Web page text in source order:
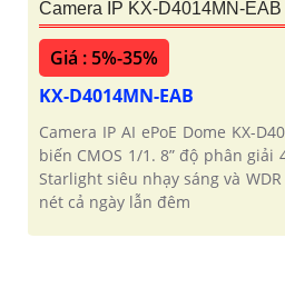
Camera IP KX-D4014MN-EAB
Giá : 5%-35%
KX-D4014MN-EAB
Camera IP AI ePoE Dome KX-
biến CMOS 1/1. 8” độ phân giải
Starlight siêu nhạy sáng và
nét cả ngày lẫn đêm